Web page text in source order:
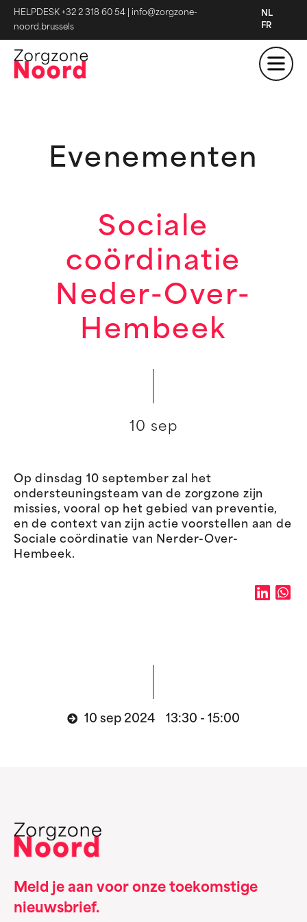
HELPDESK +32 2 318 60 54
info@zorgzone-
noord.brussels
NL
FR
Evenementen
Sociale
coördinatie
Neder-Over-
Hembeek
10 sep
Op dinsdag 10 september zal het
ondersteuningsteam van de zorgzone zijn
missies, vooral op het gebied van preventie,
en de context van zijn actie voorstellen aan de
Sociale coördinatie van Nerder-Over-
Hembeek.
10 sep 2024 13:30 - 15:00
Meld je aan voor onze toekomstige
nieuwsbrief.